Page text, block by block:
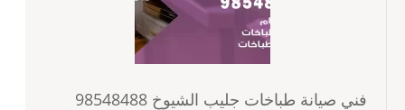
فني صيانة طباخات جليب الشيوخ 98548488